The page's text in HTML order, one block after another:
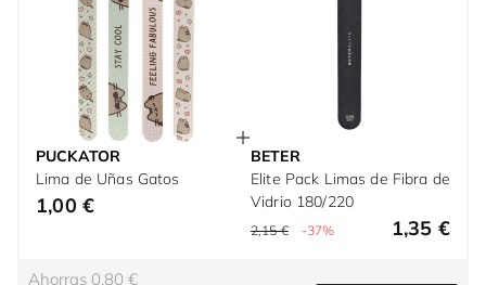
PUCKATOR
Lima de Uñas Gatos
1,00 €
BETER
Elite Pack Limas de Fibra de
Vidrio 180/220
2,15 € -37% 1,35 €
Ahorras 0,80 €